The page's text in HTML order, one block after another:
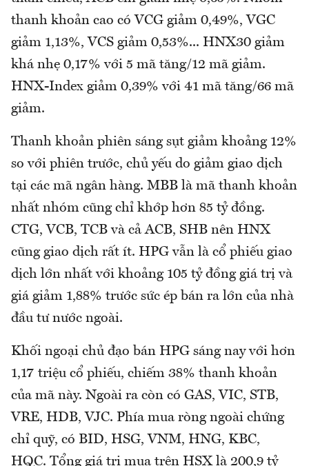
thanh khoản cao có VCG giảm 0,49%, VGC
giảm 1,13%, VCS giảm 0,53%... HNX30 giảm
khá nhẹ 0,17% với 5 mã tăng/12 mã giảm.
HNX-Index giảm 0,39% với 41 mã tăng/66 mã
giảm.
Thanh khoản phiên sáng sụt giảm khoảng 12%
so với phiên trước, chủ yếu do giảm giao dịch
tại các mã ngân hàng. MBB là mã thanh khoản
nhất nhóm cũng chỉ khớp hơn 85 tỷ đồng.
CTG, VCB, TCB và cả ACB, SHB nên HNX
cũng giao dịch rất ít. HPG vẫn là cổ phiếu giao
dịch lớn nhất với khoảng 105 tỷ đồng giá trị và
giá giảm 1,88% trước sức ép bán ra lớn của nhà
đầu tư nước ngoài.
Khối ngoại chủ đạo bán HPG sáng nay với hơn
1,17 triệu cổ phiếu, chiếm 38% thanh khoản
của mã này. Ngoài ra còn có GAS, VIC, STB,
VRE, HDB, VJC. Phía mua ròng ngoài chứng
chỉ quỹ, có BID, HSG, VNM, HNG, KBC,
HQC. Tổng giá trị mua trên HSX là 200,9 tỷ